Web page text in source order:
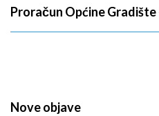
Proračun Općine Gradište
Nove objave